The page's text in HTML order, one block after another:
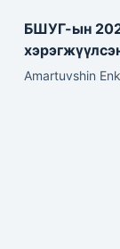
БШУГ-ын
Amartuvshin